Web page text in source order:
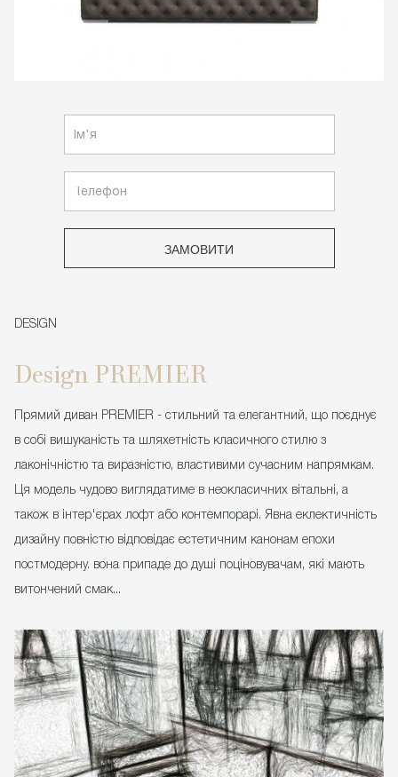
ЗАМОВИТИ
DESIGN
Design PREMIER
Прямий диван PREMIER - стильний та елегантний, що поєднує
в собі вишуканість та шляхетність класичного стилю з
лаконічністю та виразністю, властивими сучасним напрямкам.
Ця модель чудово виглядатиме в неокласичних вітальні, а
також в інтер'єрах лофт або контемпорарі. Явна еклектичність
дизайну повністю відповідає естетичним канонам епохи
постмодерну. вона припаде до душі поціновувачам, які мають
витончений смак...